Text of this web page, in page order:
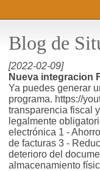
Blog de
[2022-02-09]
Nueva integracion
Ya puedes generar
programa. https://
transparencia fiscal
legalmente
electrónica 1 -
de facturas 3 -
deterioro del
almacenamiento